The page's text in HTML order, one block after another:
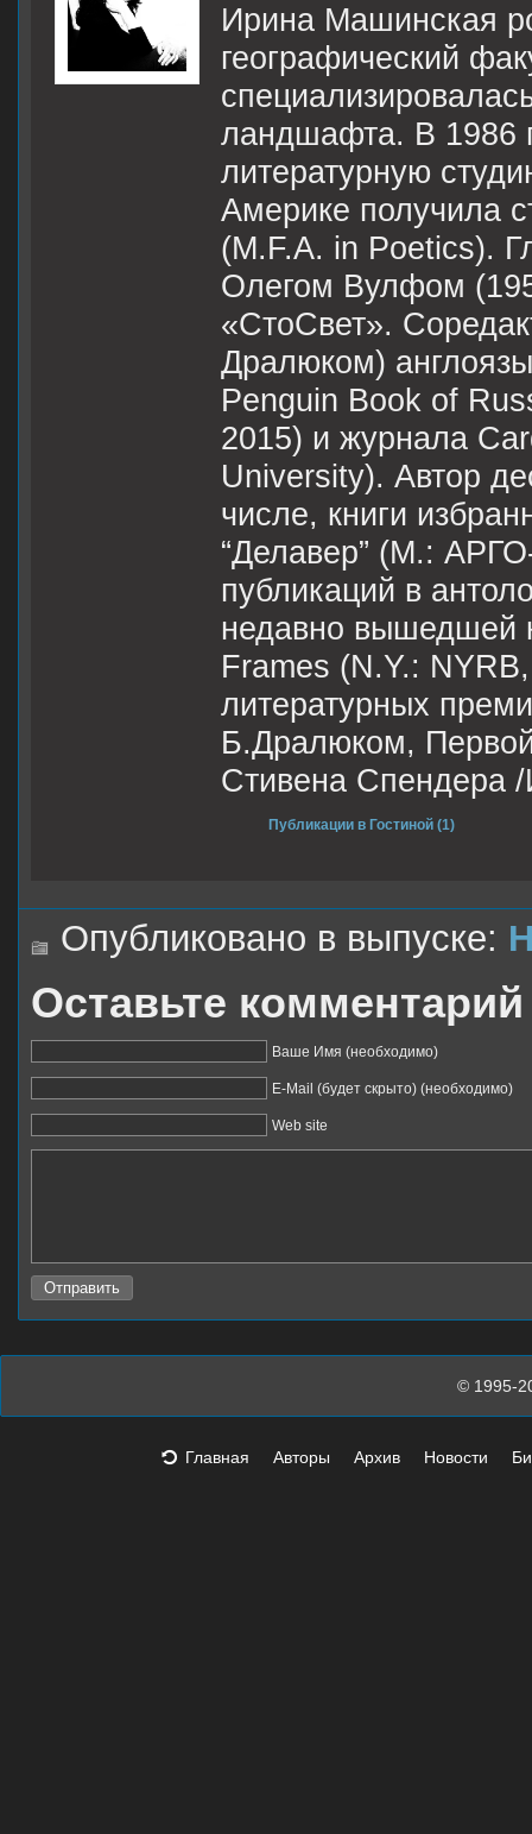
Ирина Машинская
географический
ландшафта. В 1986
литературную
Америке получила
(M.F.A. in Poetics).
Олегом Вулфом
«СтоСвет».
Дралюком)
Penguin Book of
2015) и журнала
University). Автор
числе, книги
“Делавер” (М.:
публикаций в
недавно вышедшей
Frames (N.Y.:
литературных
Б.Дралюком,
Стивена Спендера
Публикации в Гостиной (1)
Опубликовано в выпуске:
Оставьте комментарий
Ваше Имя (необходимо)
E-Mail (будет скрыто) (необходимо)
Web site
© 1995-
Главная Авторы Архив Новости